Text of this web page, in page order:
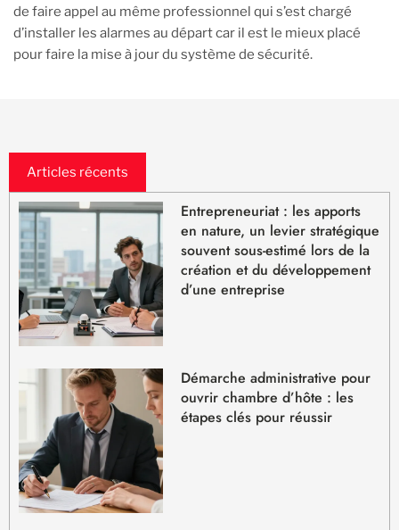
de faire appel au même professionnel qui s’est chargé
d’installer les alarmes au départ car il est le mieux placé
pour faire la mise à jour du système de sécurité.
Articles récents
Entrepreneuriat : les apports
en nature, un levier stratégique
souvent sous-estimé lors de la
création et du développement
d’une entreprise
Démarche administrative pour
ouvrir chambre d’hôte : les
étapes clés pour réussir